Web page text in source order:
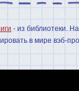
- из библиотеки.
в мире вэб-